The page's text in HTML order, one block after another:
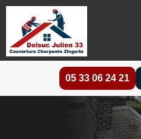
05 33 06 24 21